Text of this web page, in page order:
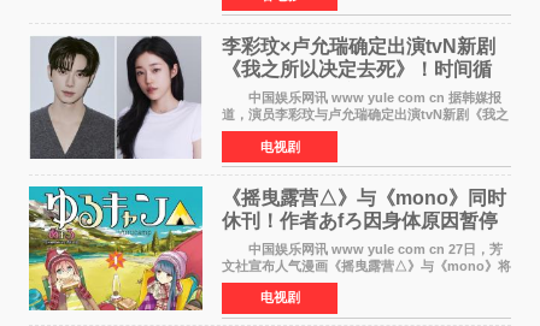
滚！》的吉田惠
李彩玟×卢允瑞确定出演tvN新剧
《我之所以决定去死》！时间循
环青春爱情来袭
中国娱乐网讯 www yule com cn 据韩媒报
道，演员李彩玟与卢允瑞确定出演tvN新剧《我之
所以决定去死》，分别担任男女主角。该剧预计
将于明年播出，引发观众期待。 本剧改编自
NAVER同名人气
电视剧
《摇曳露营△》与《mono》同时
休刊！作者あfろ因身体原因暂停
双连载
中国娱乐网讯 www yule com cn 27日，芳
文社宣布人气漫画《摇曳露营△》与《mono》将
暂停连载一段时间，原因是漫画家あfろ身体状况
不佳。 编辑部表示：一直承蒙各位对
《mono》的喜爱，
电视剧